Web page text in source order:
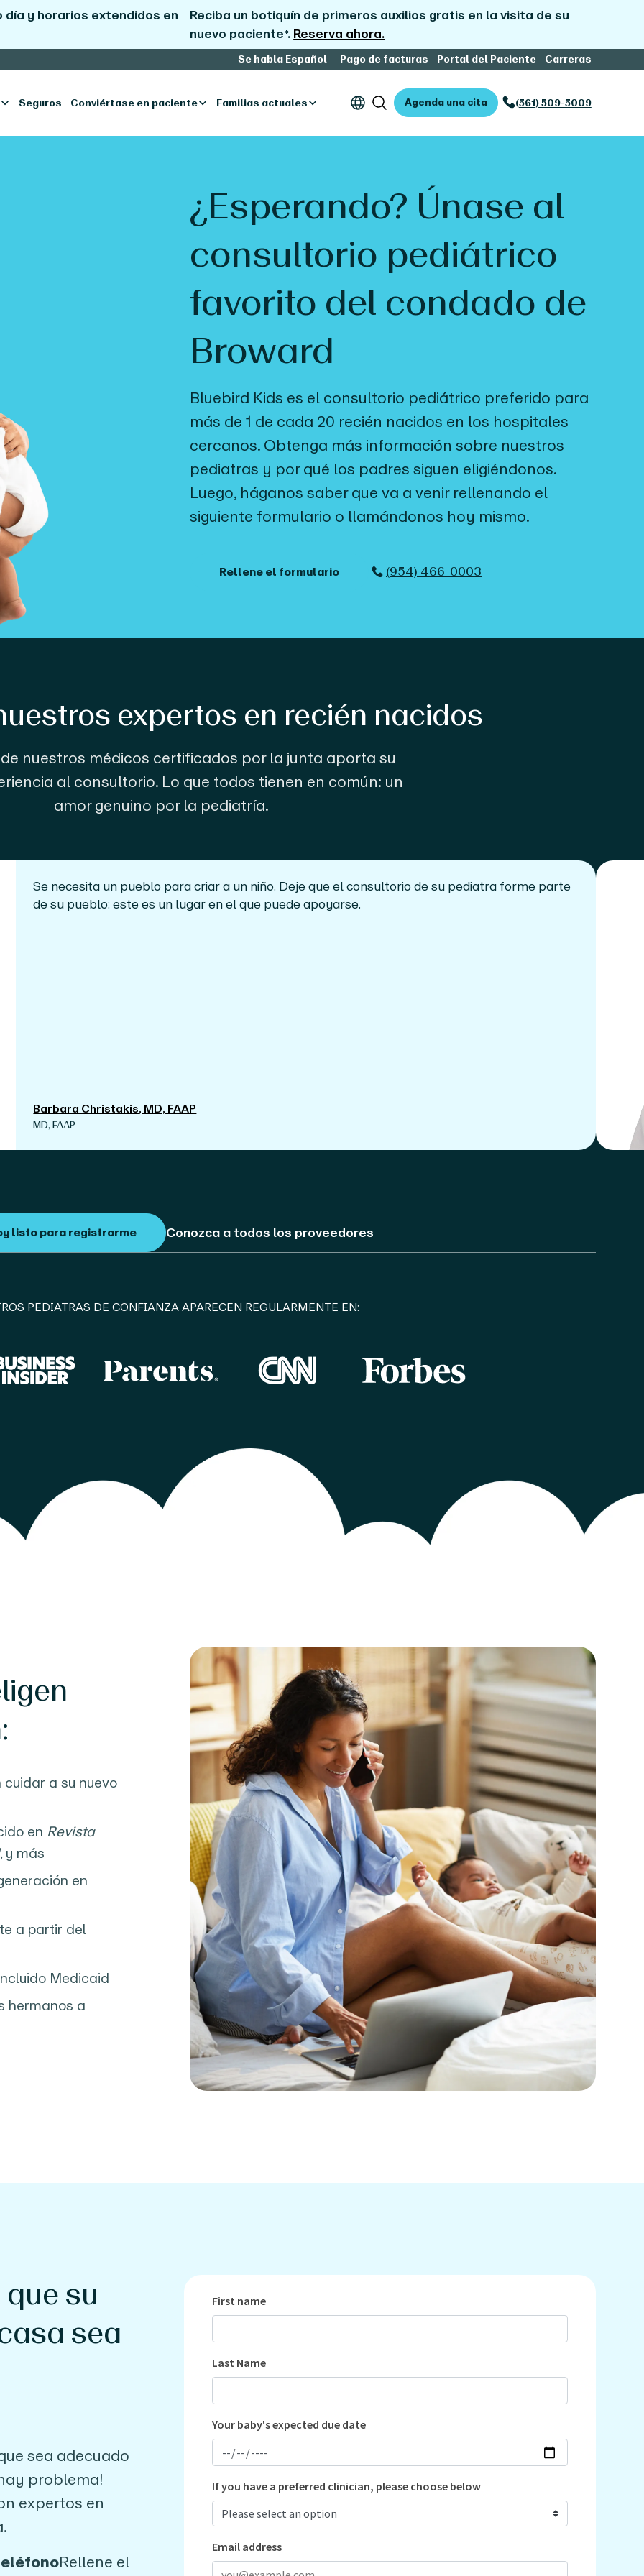
y horarios extendidos en
Reciba un botiquín de primeros auxilios gratis en la visita de su
nuevo paciente*. Reserva ahora.
Se habla Español Pago de facturas Portal del Paciente Carreras
Seguros Conviértase en paciente Familias actuales Agenda una cita (561) 509-5009
¿Esperando? Únase al
consultorio pediátrico
favorito del condado de
Broward
Bluebird Kids es el consultorio pediátrico preferido para
más de 1 de cada 20 recién nacidos en los hospitales
cercanos. Obtenga más información sobre nuestros
pediatras y por qué los padres siguen eligiéndonos.
Luego, háganos saber que va a venir rellenando el
siguiente formulario o llamándonos hoy mismo.
Rellene el formulario (954) 466-0003
expertos en recién nacidos
nuestros médicos certificados por la junta aporta su
al consultorio. Lo que todos tienen en común: un
amor genuino por la pediatría.
Se necesita un pueblo para criar a un niño. Deje que el consultorio de su pediatra forme parte
de su pueblo: este es un lugar en el que puede apoyarse.
Barbara Christakis, MD, FAAP
MD, FAAP
listo para registrarme Conozca a todos los proveedores
PEDIATRAS DE CONFIANZA APARECEN REGULARMENTE EN:
a su nuevo
en Revista
, y más
en
a partir del
Medicaid
hermanos a
su
sea
sea adecuado
problema!
expertos en
Rellene el